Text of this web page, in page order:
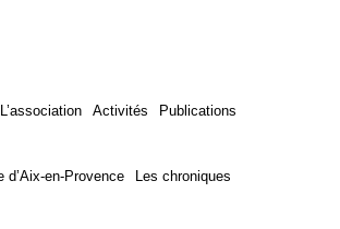
L’association Activités Publications
d’Aix-en-Provence Les chroniques